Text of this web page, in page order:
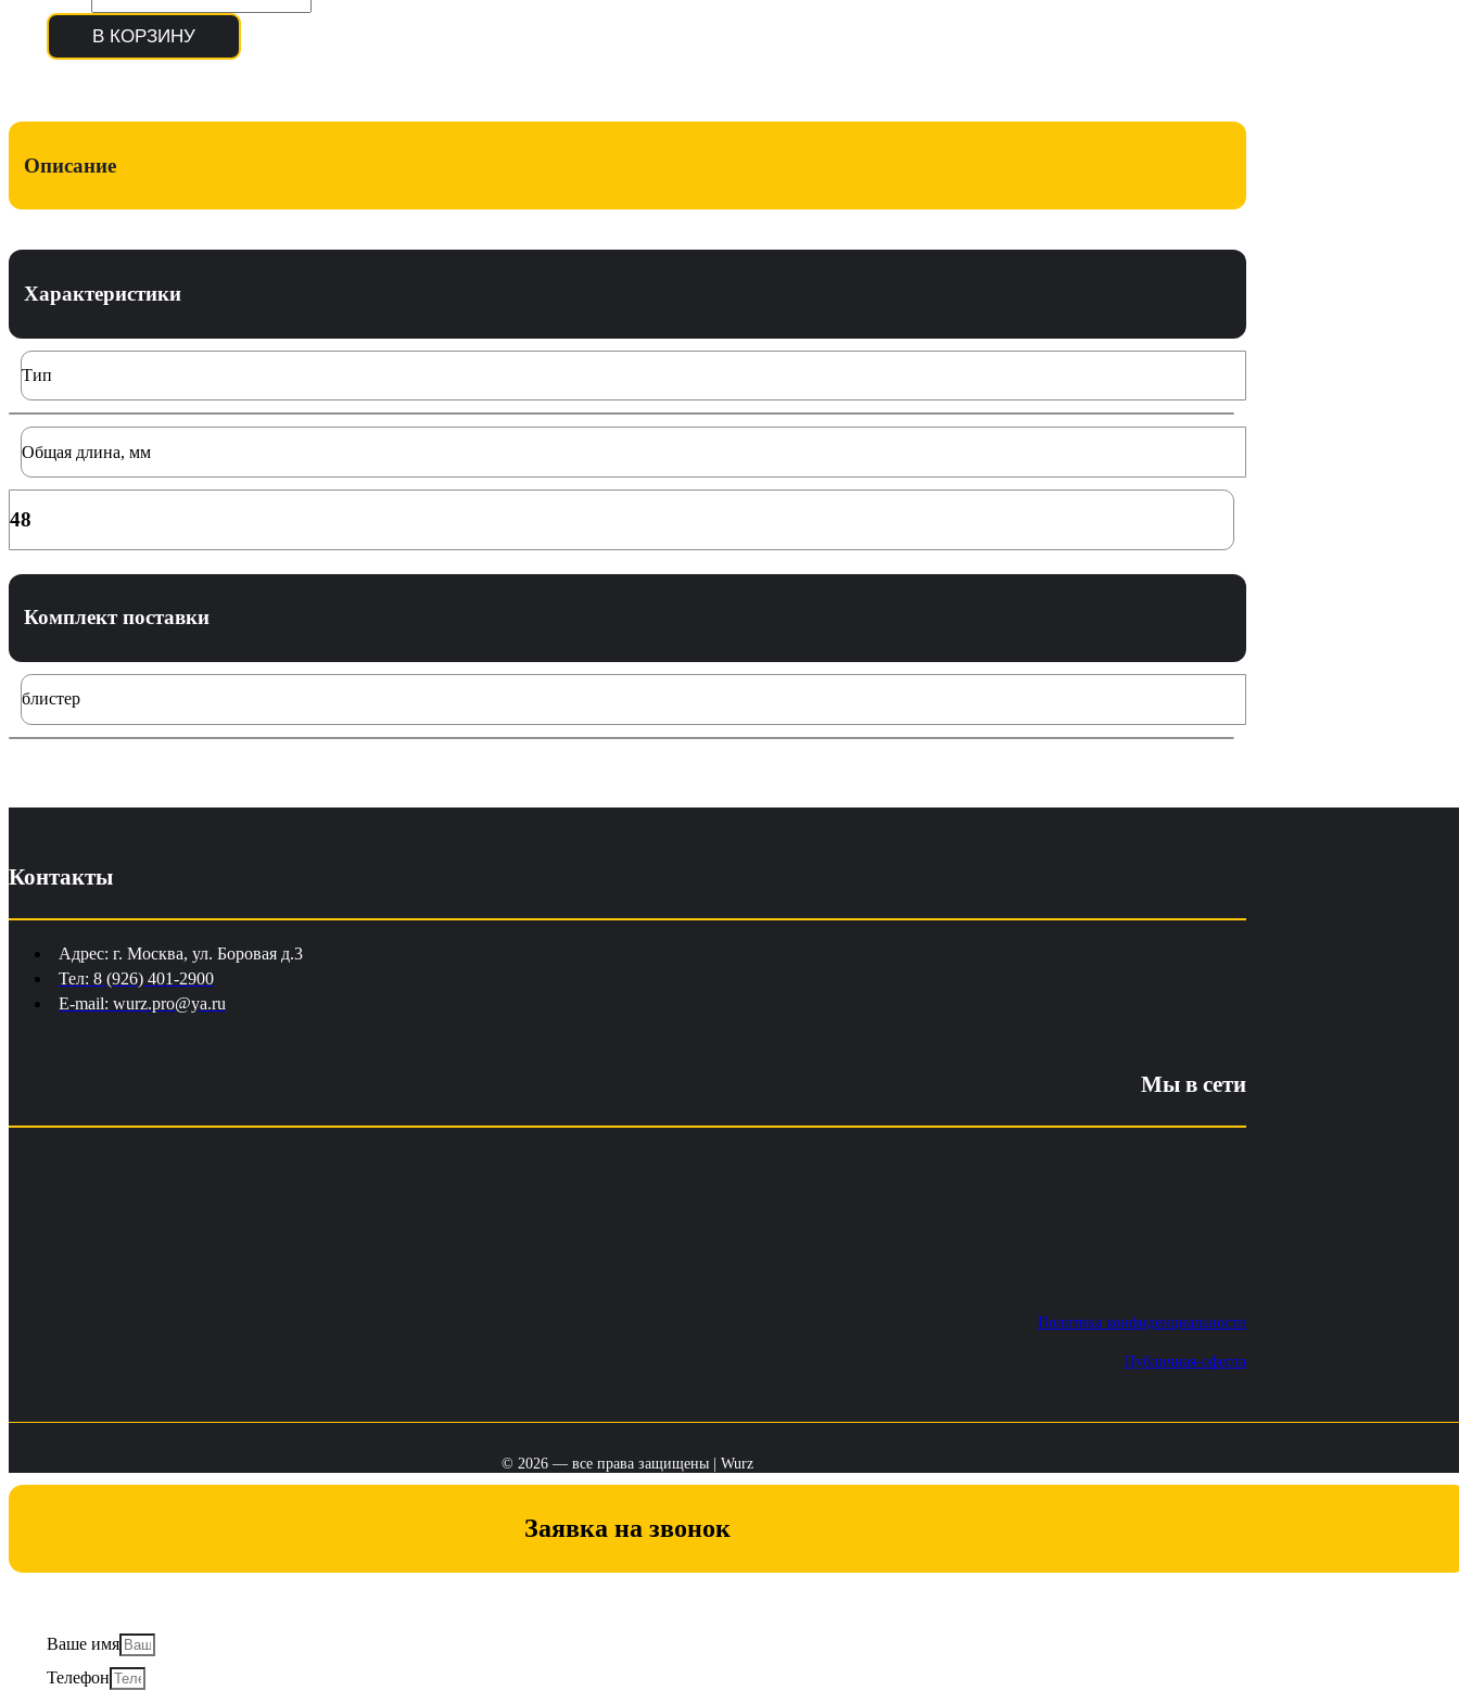
В КОРЗИНУ
Описание
Характеристики
Тип
Общая длина, мм
48
Комплект поставки
блистер
Контакты
Адрес: г. Москва, ул. Боровая д.3
Тел: 8 (926) 401-2900
E-mail: wurz.pro@ya.ru
Мы в сети
Политика конфиденциальности
Публичная-оферта
© 2026 — все права защищены | Wurz
Заявка на звонок
Ваше имя
Телефон